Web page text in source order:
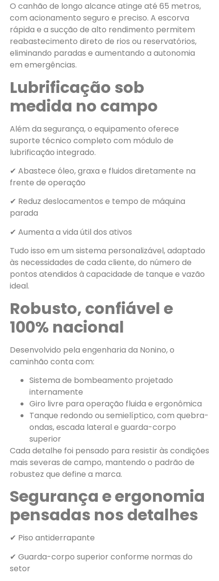
O canhão de longo alcance atinge até 65 metros,
com acionamento seguro e preciso. A escorva
rápida e a sucção de alto rendimento permitem
reabastecimento direto de rios ou reservatórios,
eliminando paradas e aumentando a autonomia
em emergências.
Lubrificação sob
medida no campo
Além da segurança, o equipamento oferece
suporte técnico completo com módulo de
lubrificação integrado.
✔ Abastece óleo, graxa e fluidos diretamente na
frente de operação
✔ Reduz deslocamentos e tempo de máquina
parada
✔ Aumenta a vida útil dos ativos
Tudo isso em um sistema personalizável, adaptado
às necessidades de cada cliente, do número de
pontos atendidos à capacidade de tanque e vazão
ideal.
Robusto, confiável e
100% nacional
Desenvolvido pela engenharia da Nonino, o
caminhão conta com:
Sistema de bombeamento projetado
internamente
Giro livre para operação fluida e ergonômica
Tanque redondo ou semielíptico, com quebra-
ondas, escada lateral e guarda-corpo
superior
Cada detalhe foi pensado para resistir às condições
mais severas de campo, mantendo o padrão de
robustez que define a marca.
Segurança e ergonomia
pensadas nos detalhes
✔ Piso antiderrapante
✔ Guarda-corpo superior conforme normas do
setor